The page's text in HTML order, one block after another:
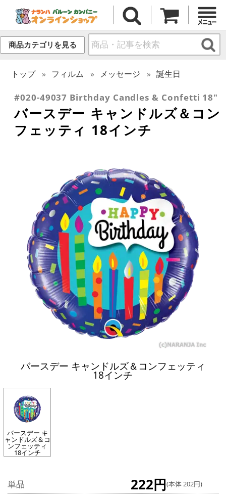
商品カテゴリを見る
トップ フィルム メッセージ 誕生日
#020-49037 Birthday Candles & Confetti 18"
バースデー キャンドルズ＆コン
フェッティ 18インチ
バースデー キャンドルズ＆コンフェッティ
18インチ
バースデー キ
ャンドルズ＆コ
ンフェッティ
18インチ
単品 222円(本体 202円)